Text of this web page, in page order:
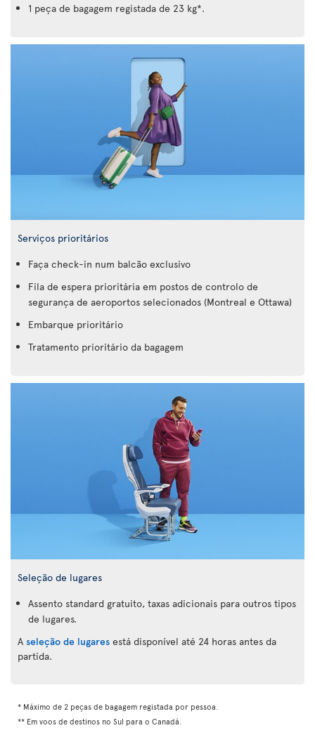
1 peça de bagagem registada de 23 kg*.
Serviços prioritários
Faça check-in num balcão exclusivo
Fila de espera prioritária em postos de controlo de
segurança de aeroportos selecionados (Montreal e Ottawa)
Embarque prioritário
Tratamento prioritário da bagagem
Seleção de lugares
Assento standard gratuito, taxas adicionais para outros tipos
de lugares.
A seleção de lugares está disponível até 24 horas antes da
partida.
* Máximo de 2 peças de bagagem registada por pessoa.
** Em voos de destinos no Sul para o Canadá.